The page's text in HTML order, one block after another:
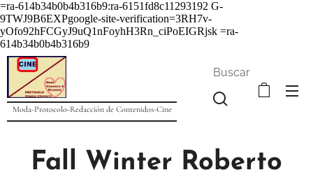
=ra-614b34b0b4b316b9:ra-6151fd8c11293192 G-
9TWJ9B6EXPgoogle-site-verification=3RH7v-
yOfo92hFCGyJ9uQ1nFoyhH3Rn_ciPoEIGRjsk =ra-
614b34b0b4b316b9
Moda-Protocolo-Redacción de Contenidos-Cine
Buscar
Fall Winter Roberto